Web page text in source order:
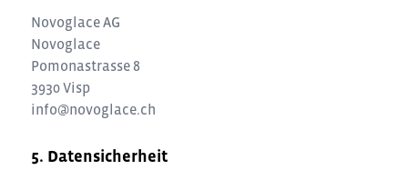
Novoglace AG
Novoglace
Pomonastrasse 8
3930Visp
info@novoglace.ch
Datensicherheit